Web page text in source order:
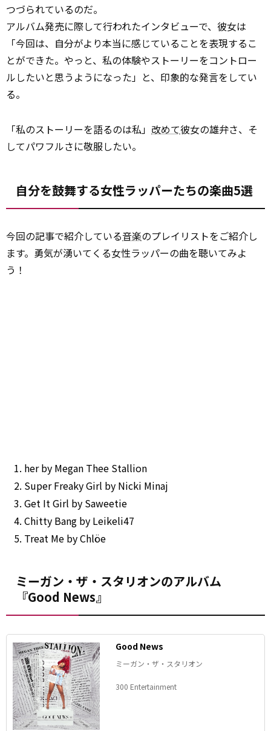
つづられているのだ。
アルバム発売に際して行われたインタビューで、彼女は
「今回は、自分がより本当に感じていることを表現するこ
とができた。やっと、私の体験やストーリーをコントロー
ルしたいと思うようになった」と、印象的な発言をしてい
る。
「私のストーリーを語るのは私」―― 改めて彼女の雄弁さ、そ
してパワフルさに敬服したい。
自分を鼓舞する女性ラッパーたちの楽曲5選
今回の記事で紹介している音楽のプレイリストをご紹介し
ます。勇気が湧いてくる女性ラッパーの曲を聴いてみよ
う！
her by Megan Thee Stallion
Super Freaky Girl by Nicki Minaj
Get It Girl by Saweetie
Chitty Bang by Leikeli47
Treat Me by Chlöe
ミーガン・ザ・スタリオンのアルバム
『Good News』
Good News
ミーガン・ザ・スタリオン
300 Entertainment